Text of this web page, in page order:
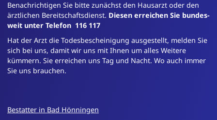
Benachrichtigen Sie bitte zunächst den Hausarzt oder den
ärztlichen Bereit­schafts­dienst. Diesen erreichen Sie bundes­
weit unter Telefon 116 117
Hat der Arzt die Todes­bescheinigung ausgestellt, melden Sie
sich bei uns, damit wir uns mit Ihnen um alles Weitere
kümmern. Sie erreichen uns Tag und Nacht. Wo auch immer
Sie uns brauchen.
Bestatter in Bad Hönningen